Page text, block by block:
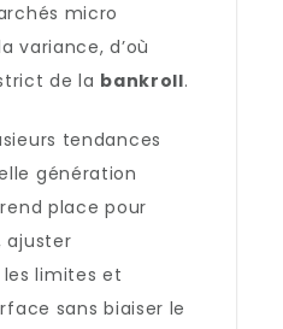
micro
variance, d’où
de la bankroll.
tendances
génération
place pour
ajuster
limites et
sans biaiser le